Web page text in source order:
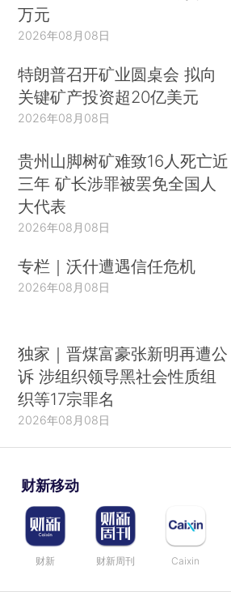
万元
2026年08月08日
特朗普召开矿业圆桌会 拟向
关键矿产投资超20亿美元
2026年08月08日
贵州山脚树矿难致16人死亡近
三年 矿长涉罪被罢免全国人
大代表
2026年08月08日
专栏｜沃什遭遇信任危机
2026年08月08日
独家｜晋煤富豪张新明再遭公
诉 涉组织领导黑社会性质组
织等17宗罪名
2026年08月08日
财新移动
财新 财新周刊 Caixin